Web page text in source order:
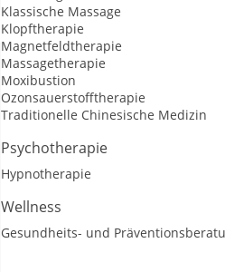
Klassische Massage
Klopftherapie
Magnetfeldtherapie
Massagetherapie
Moxibustion
Ozonsauerstofftherapie
Traditionelle Chinesische Medizin
Psychotherapie
Hypnotherapie
Wellness
Gesundheits- und